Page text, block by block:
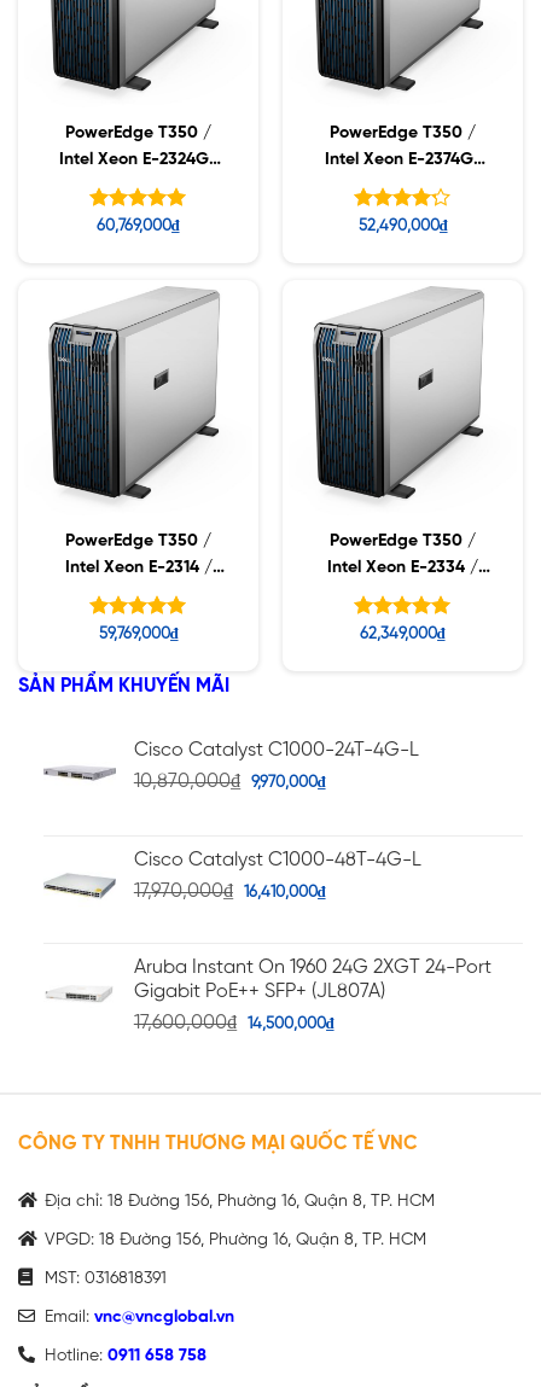
PowerEdge T350 /
Intel Xeon E-2324G/
16GB RDIMM / 2TB SAS
/ No Controller (PERC)
Được xếp
60,769,000₫
PowerEdge T350 /
Intel Xeon E-2374G/
16GB RDIMM / 2TB SAS
/ No Controller (PERC)
Được xếp
52,490,000₫
PowerEdge T350 /
Intel Xeon E-2314 /
16GB RDIMM / 2TB SAS
Được xếp
5 sao
59,769,000₫
PowerEdge T350 /
Intel Xeon E-2334 /
16GB RDIMM / 2TB SAS
Được xếp
62,349,000₫
SẢN PHẨM KHUYẾN MÃI
Cisco Catalyst C1000-24T-4G-L
10,870,000₫ 9,970,000₫
Cisco Catalyst C1000-48T-4G-L
17,970,000₫ 16,410,000₫
Aruba Instant On 1960 24G 2XGT 24-Port
Gigabit PoE++ SFP+ (JL807A)
17,600,000₫ 14,500,000₫
CÔNG TY TNHH THƯƠNG MẠI QUỐC TẾ VNC
Địa chỉ: 18 Đường 156, Phường 16, Quận 8, TP. HCM
VPGD: 18 Đường 156, Phường 16, Quận 8, TP. HCM
MST: 0316818391
Email: vnc@vncglobal.vn
Hotline: 0911 658 758